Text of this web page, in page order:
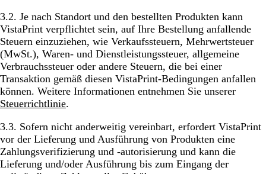
3.2. Je nach Standort und den bestellten Produkten kann
VistaPrint verpflichtet sein, auf Ihre Bestellung anfallende
Steuern einzuziehen, wie Verkaufssteuern, Mehrwertsteuer
(MwSt.), Waren- und Dienstleistungssteuer, allgemeine
Verbrauchssteuer oder andere Steuern, die bei einer
Transaktion gemäß diesen VistaPrint-Bedingungen anfallen
können. Weitere Informationen entnehmen Sie unserer
Steuerrichtlinie.
3.3. Sofern nicht anderweitig vereinbart, erfordert VistaPrint
vor der Lieferung und Ausführung von Produkten eine
Zahlungsverifizierung und -autorisierung und kann die
Lieferung und/oder Ausführung bis zum Eingang der